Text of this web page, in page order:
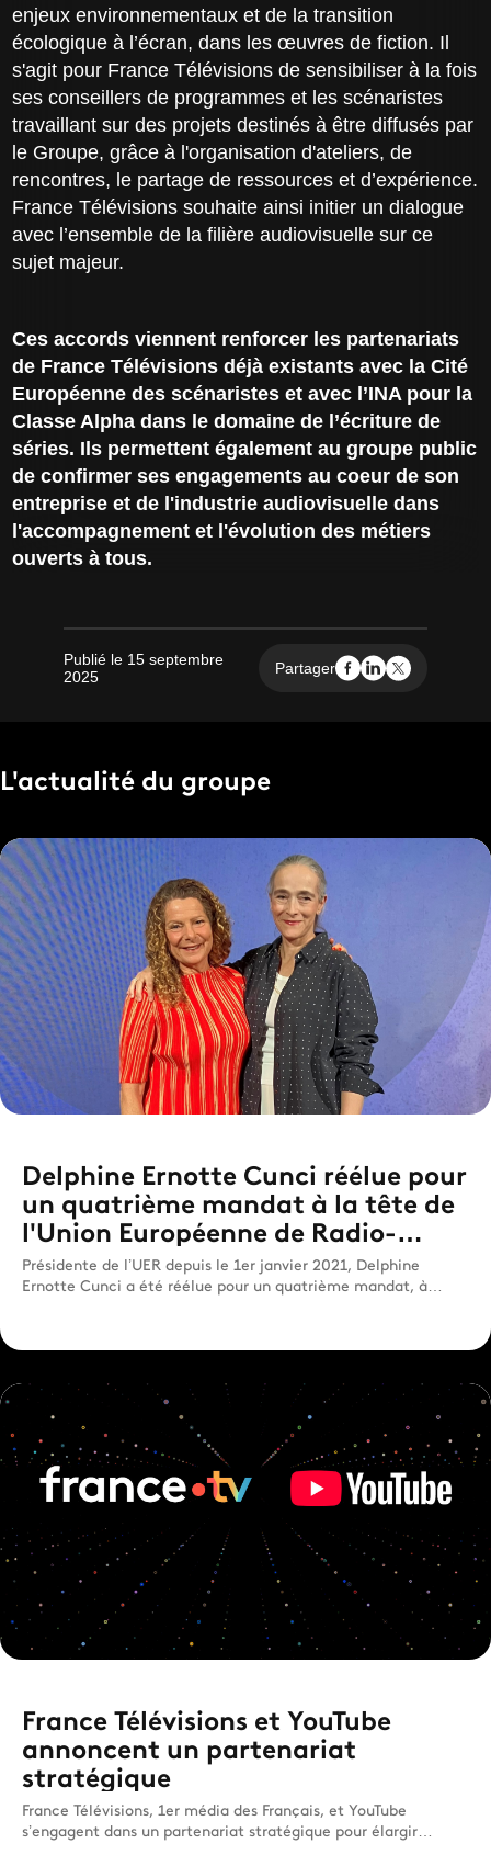
enjeux environnementaux et de la transition
écologique à l’écran, dans les œuvres de fiction. Il
s'agit pour France Télévisions de sensibiliser à la fois
ses conseillers de programmes et les scénaristes
travaillant sur des projets destinés à être diffusés par
le Groupe, grâce à l'organisation d'ateliers, de
rencontres, le partage de ressources et d’expérience.
France Télévisions souhaite ainsi initier un dialogue
avec l’ensemble de la filière audiovisuelle sur ce
sujet majeur.
Ces accords viennent renforcer les partenariats
de France Télévisions déjà existants avec la Cité
Européenne des scénaristes et avec l’INA pour la
Classe Alpha dans le domaine de l’écriture de
séries. Ils permettent également au groupe public
de confirmer ses engagements au coeur de son
entreprise et de l'industrie audiovisuelle dans
l'accompagnement et l'évolution des métiers
ouverts à tous.
Publié le 15 septembre
2025
Partager
L'actualité du groupe
Delphine Ernotte Cunci réélue pour
un quatrième mandat à la tête de
l'Union Européenne de Radio-
télévision
Présidente de l’UER depuis le 1er janvier 2021, Delphine
Ernotte Cunci a été réélue pour un quatrième mandat, à
France Télévisions et YouTube
annoncent un partenariat
stratégique
France Télévisions, 1er média des Français, et YouTube
s’engagent dans un partenariat stratégique pour élargir